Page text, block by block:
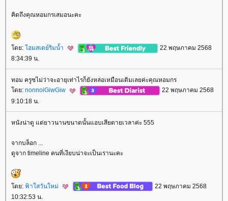
คิดถึงคุณหอมกรเสมอนะคะ
ดย: ฮมสเตย์ริมน้ำ
22 พฤษภาคม 2568
8:34:39 น.
ทอม ครูซไม่ว่าจะอายุเท่าไรก็ยังหล่อเหมือนเดิมเลยค่ะคุณหอมกร
ดย: nonnoiGiwGiw
22 พฤษภาคม 2568
9:10:18 น.
หนังน่าดู แต่ยาวนานขนาดนั้นแอบเสียดายเวลาค่ะ 555
จากบล็อก ...
ดูจาก timeline คนที่เงียบน่าจะเป็นเรานะคะ
ดย: ฟ้าใสวันใหม่
22 พฤษภาคม 2568
10:32:53 น.